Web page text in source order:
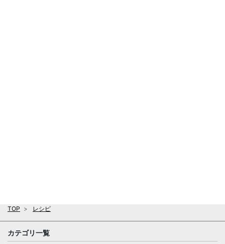
TOP レシピ
カテゴリ一覧